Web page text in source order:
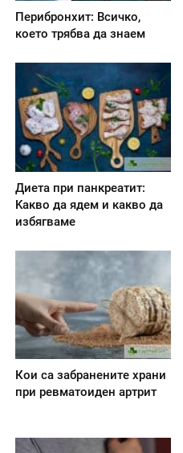
Перибронхит: Всичко,
което трябва да знаем
Диета при панкреатит:
Kакво да ядем и какво да
избягваме
Кои са забранените храни
при ревматоиден артрит